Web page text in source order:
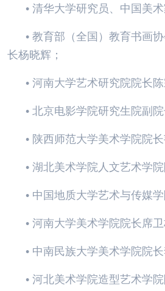
• 清华大学研究员、中国美
• 教育部（全国）教育书画
长杨晓辉；
• 河南大学艺术研究院院长陈
• 北京电影学院研究生院副院
• 陕西师范大学美术学院院长
• 湖北美术学院人文艺术学院
• 中国地质大学艺术与传媒
• 河南大学美术学院院长席卫
• 中南民族大学美术学院院长
• 河北美术学院造型艺术学